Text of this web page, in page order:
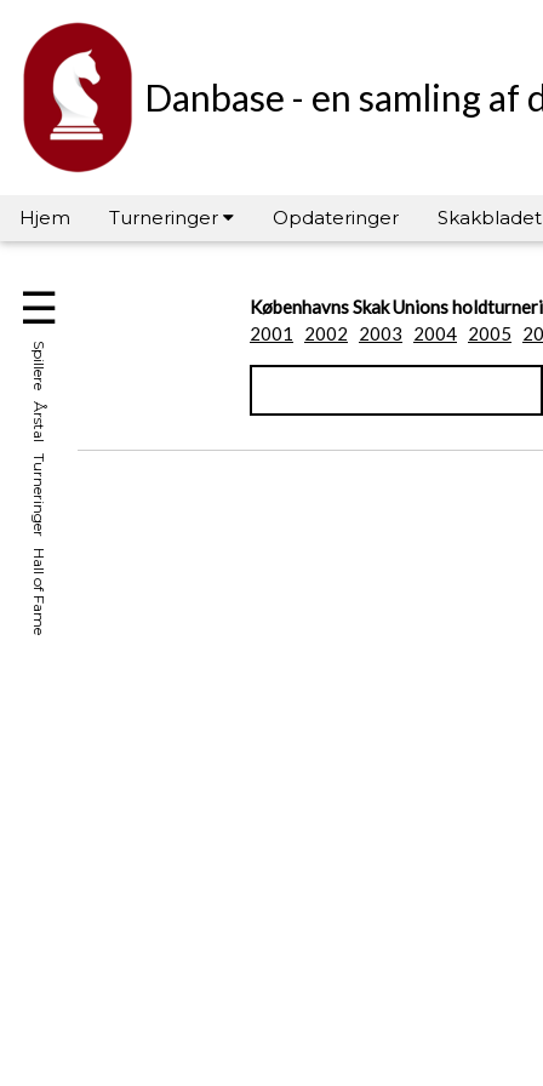
Danbase - en samling af
Hjem Turneringer Opdateringer Skakbladet
☰
Spillere Årstal Turneringer Hall of Fame
Københavns Skak Unions
2001
2002 2003 2004 2005